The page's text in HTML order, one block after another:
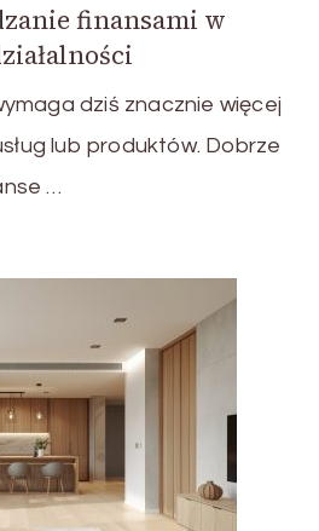
finansami w
dziś znacznie więcej
lub produktów. Dobrze
…